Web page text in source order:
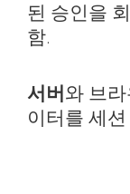
된 승인을
함.
서버 와 브
이터를 세